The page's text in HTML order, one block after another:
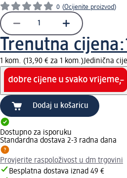
0 (Ocijenite proizvod)
Trenutna cijena:
1 kom. (13,90 € za 1 kom.)Jedinična
Dodaj u košaricu
Dostupno za isporuku
Standardna dostava 2-3 radna dana
Provjerite raspoloživost u dm trgovini
Besplatna dostava iznad 49 €